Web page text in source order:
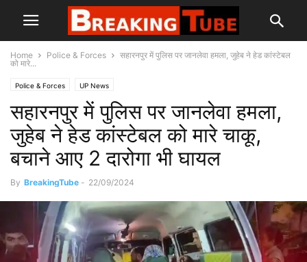
Home Police & Forces
सहारनपुर में पुलिस पर जानलेवा हमला, जुहेब ने हेड कांस्टेबल
को मारे...
Police & Forces UP News
सहारनपुर में पुलिस पर जानलेवा हमला,
जुहेब ने हेड कांस्टेबल को मारे चाकू,
बचाने आए 2 दारोगा भी घायल
By BreakingTube - 22/09/2024